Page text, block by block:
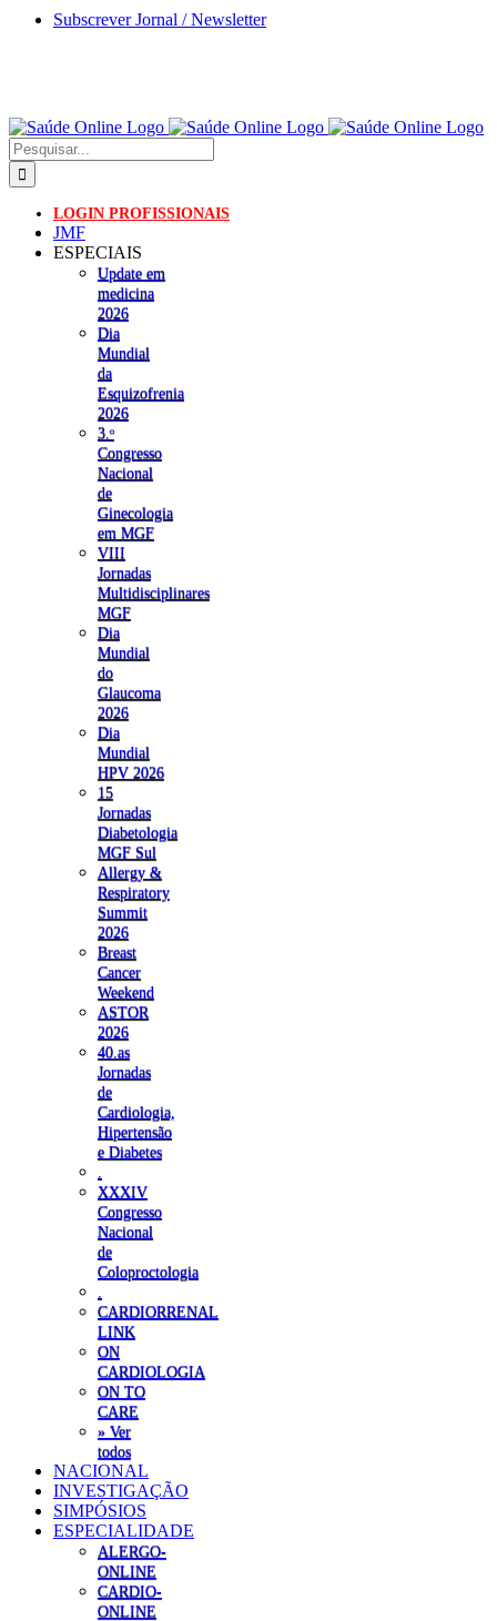
Skip
Subscrever Jornal / Newsletter
Pesquisar
LOGIN PROFISSIONAIS
JMF
ESPECIAIS
Update em
medicina
2026
Dia
Mundial
da
Esquizofrenia
2026
3.ᵒ
Congresso
Nacional
de
Ginecologia
em MGF
VIII
Jornadas
Multidisciplinares
MGF
Dia
Mundial
do
Glaucoma
2026
Dia
Mundial
HPV 2026
15
Jornadas
Diabetologia
MGF Sul
Allergy &
Respiratory
Summit
2026
Breast
Cancer
Weekend
ASTOR
2026
40.as
Jornadas
de
Cardiologia,
Hipertensão
e Diabetes
XXXIV
Congresso
Nacional
de
Coloproctologia
CARDIORRENAL
LINK
ON
CARDIOLOGIA
ON TO
CARE
» Ver
todos
NACIONAL
INVESTIGAÇÃO
SIMPÓSIOS
ESPECIALIDADE
ALERGO-
ONLINE
CARDIO-
ONLINE